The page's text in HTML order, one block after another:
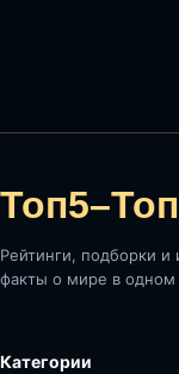
Рейтинги, подборки и
факты о мире в одном
Категории